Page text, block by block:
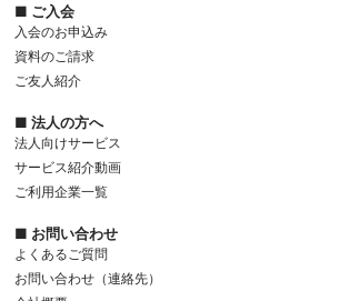
■ ご入会
入会のお申込み
資料のご請求
ご友人紹介
■ 法人の方へ
法人向けサービス
サービス紹介動画
ご利用企業一覧
■ お問い合わせ
よくあるご質問
お問い合わせ（連絡先）